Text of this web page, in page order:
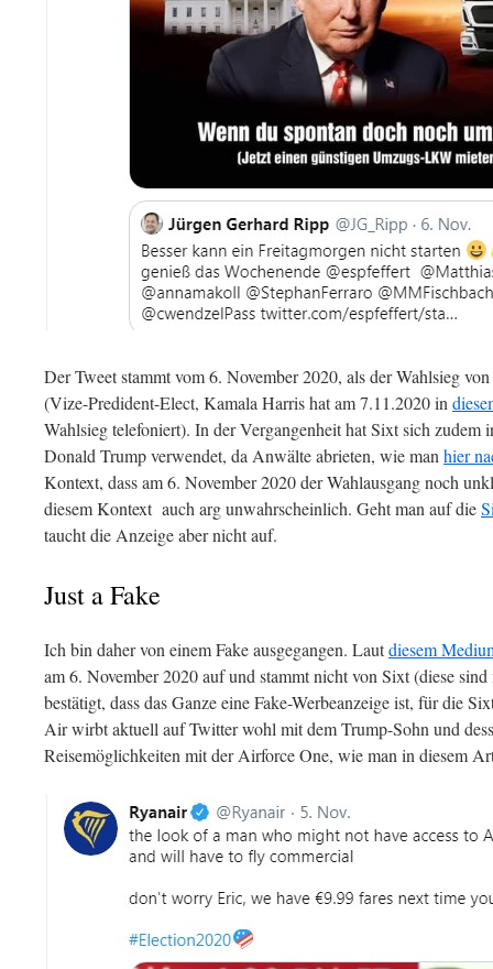
Der Tweet stammt vom 6. November 2020, als der Wahlsieg
(Vize-Predident-Elect, Kamala Harris hat am 7.11.2020 in
Wahlsieg telefoniert). In der Vergangenheit hat Sixt sich zudem
Donald Trump verwendet, da Anwälte abrieten, wie man hier
Kontext, dass am 6. November 2020 der Wahlausgang noch
diesem Kontext auch arg unwahrscheinlich. Geht man auf die
taucht die Anzeige aber nicht auf.
Just a Fake
Ich bin daher von einem Fake ausgegangen. Lautdiesem
am 6. November 2020 auf und stammt nicht von Sixt (diese
bestätigt, dass das Ganze eine Fake-Werbeanzeige ist, für die
Air wirbt aktuell auf Twitter wohl mit dem Trump-Sohn und
Reisemöglichkeiten mit der Airforce One, wie man in diesem